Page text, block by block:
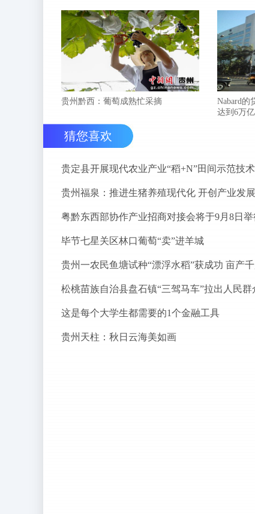
贵州黔西：葡萄成熟忙采摘
Nabard的
达到6万
猜您喜欢
贵定县开展现代农业产业“稻+N”田间示范技术
贵州福泉：推进生猪养殖现代化 开创产业发
粤黔东西部协作产业招商对接会将于9月8日举
毕节七星关区林口葡萄“卖”进羊城
贵州一农民鱼塘试种“漂浮水稻”获成功 亩产
这是每个大学生都需要的1个金融工具
贵州天柱：秋日云海美如画